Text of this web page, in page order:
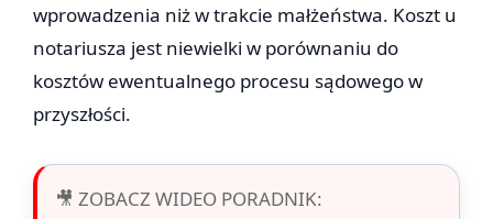
wprowadzenia niż w trakcie małżeństwa. Koszt u
notariusza jest niewielki w porównaniu do
kosztów ewentualnego procesu sądowego w
przyszłości.
🎥 ZOBACZ WIDEO PORADNIK: